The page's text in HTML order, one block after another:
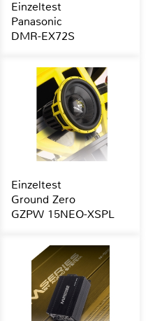
Einzeltest
Panasonic
DMR-EX72S
Einzeltest
Ground Zero
GZPW 15NEO-XSPL